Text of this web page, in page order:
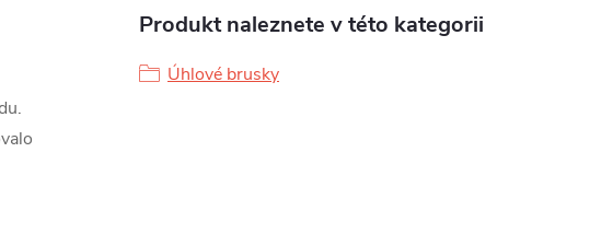
Produkt naleznete v této kategorii
Úhlové brusky